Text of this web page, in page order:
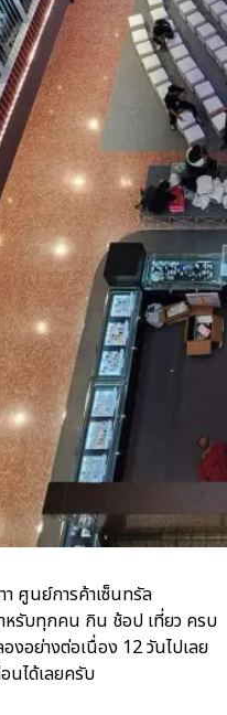
ศูนย์การค้าเซ็นทรัล
หรับทุกคน กิน ช้อป เที่ยว ครบ
งอย่างต่อเนื่อง 12 วันไปเลย
นได้เลยครับ